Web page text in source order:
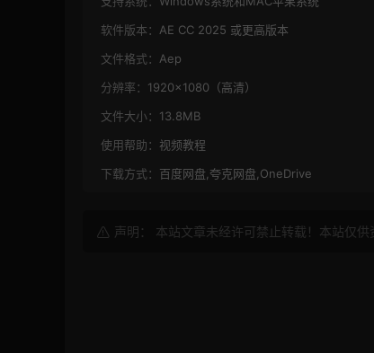
软件版本： AE CC 2025 或更高版本
文件格式： Aep
分辨率： 1920×1080（高清）
文件大小： 13.8MB
使用帮助： 视频教程
下载方式： 百度网盘,夸克网盘,OneDrive
声明： 本站文章未经许可禁止转载！本站仅供